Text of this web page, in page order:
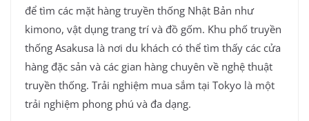
để tìm các mặt hàng truyền thống Nhật Bản như
kimono, vật dụng trang trí và đồ gốm. Khu phố truyền
thống Asakusa là nơi du khách có thể tìm thấy các cửa
hàng đặc sản và các gian hàng chuyên về nghệ thuật
truyền thống. Trải nghiệm mua sắm tại Tokyo là một
trải nghiệm phong phú và đa dạng.